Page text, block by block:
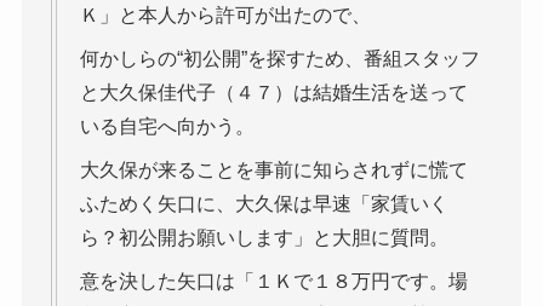
Ｋ」と本人から許可が出たので、
何かしらの“初公開”を探すため、番組スタッフ
と大久保佳代子（４７）は結婚生活を送って
いる自宅へ向かう。
大久保が来ることを事前に知らされずに慌て
ふためく矢口に、大久保は早速「家賃いく
ら？初公開お願いします」と大胆に質問。
意を決した矢口は「１Ｋで１８万円です。場